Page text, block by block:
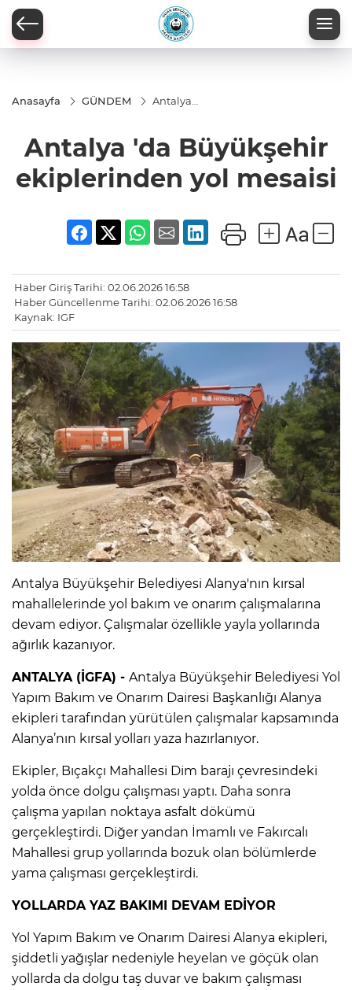
Anasayfa GÜNDEM
Antalya
yol mesaisi
Antalya 'da Büyükşehir
ekiplerinden yol mesaisi
Haber Giriş Tarihi: 02.06.2026 16:58
Haber Güncellenme Tarihi: 02.06.2026 16:58
Kaynak: IGF
Antalya Büyükşehir Belediyesi Alanya'nın kırsal
mahallelerinde yol bakım ve onarım çalışmalarına
devam ediyor. Çalışmalar özellikle yayla yollarında
ağırlık kazanıyor.
ANTALYA (İGFA) - Antalya Büyükşehir Belediyesi Yol
Yapım Bakım ve Onarım Dairesi Başkanlığı Alanya
ekipleri tarafından yürütülen çalışmalar kapsamında
Alanya’nın kırsal yolları yaza hazırlanıyor.
Ekipler, Bıçakçı Mahallesi Dim barajı çevresindeki
yolda önce dolgu çalışması yaptı. Daha sonra
çalışma yapılan noktaya asfalt dökümü
gerçekleştirdi. Diğer yandan İmamlı ve Fakırcalı
Mahallesi grup yollarında bozuk olan bölümlerde
yama çalışması gerçekleştirdi.
YOLLARDA YAZ BAKIMI DEVAM EDİYOR
Yol Yapım Bakım ve Onarım Dairesi Alanya ekipleri,
şiddetli yağışlar nedeniyle heyelan ve göçük olan
yollarda da dolgu taş duvar ve bakım çalışması